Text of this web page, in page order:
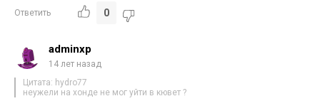
Ответить 0
adminxp
14 лет назад
Цитата: hydro77
неужели на хонде не мог уйти в кювет ?